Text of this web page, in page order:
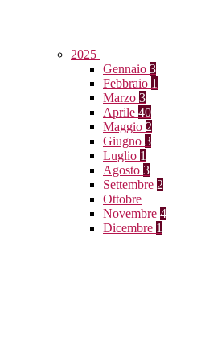
2025
Gennaio 3
Febbraio 1
Marzo 3
Aprile 40
Maggio 2
Giugno 3
Luglio 1
Agosto 3
Settembre 2
Ottobre
Novembre 4
Dicembre 1